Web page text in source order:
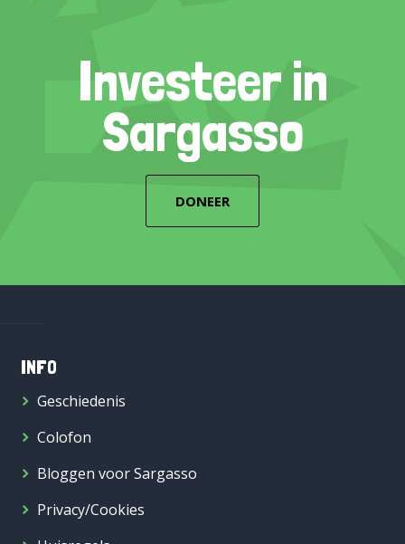
Investeer in
Sargasso
DONEER
INFO
Geschiedenis
Colofon
Bloggen voor Sargasso
Privacy/Cookies